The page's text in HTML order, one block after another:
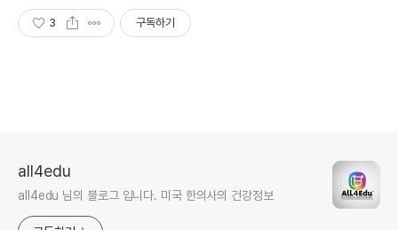
3 구독하기
all4edu
all4edu 님의 블로그 입니다. 미국 한의사의 건강정보